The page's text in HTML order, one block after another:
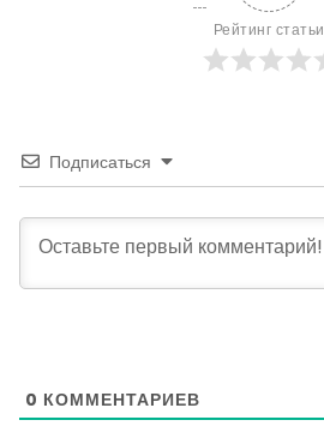
Рейтинг статьи
Подписаться
0 КОММЕНТАРИЕВ